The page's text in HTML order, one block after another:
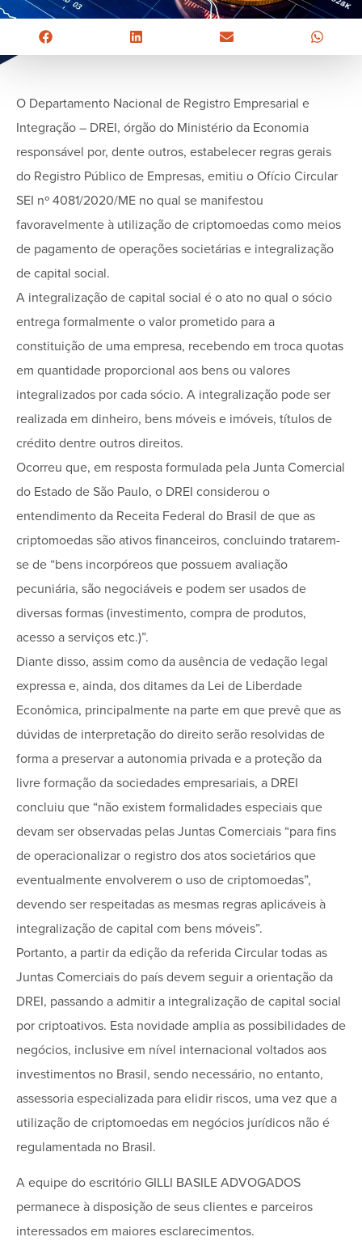
O Departamento Nacional de Registro Empresarial e
Integração – DREI, órgão do Ministério da Economia
responsável por, dente outros, estabelecer regras gerais
do Registro Público de Empresas, emitiu o Ofício Circular
SEI nº 4081/2020/ME no qual se manifestou
favoravelmente à utilização de criptomoedas como meios
de pagamento de operações societárias e integralização
de capital social.
A integralização de capital social é o ato no qual o sócio
entrega formalmente o valor prometido para a
constituição de uma empresa, recebendo em troca quotas
em quantidade proporcional aos bens ou valores
integralizados por cada sócio. A integralização pode ser
realizada em dinheiro, bens móveis e imóveis, títulos de
crédito dentre outros direitos.
Ocorreu que, em resposta formulada pela Junta Comercial
do Estado de São Paulo, o DREI considerou o
entendimento da Receita Federal do Brasil de que as
criptomoedas são ativos financeiros, concluindo tratarem-
se de “bens incorpóreos que possuem avaliação
pecuniária, são negociáveis e podem ser usados de
diversas formas (investimento, compra de produtos,
acesso a serviços etc.)”.
Diante disso, assim como da ausência de vedação legal
expressa e, ainda, dos ditames da Lei de Liberdade
Econômica, principalmente na parte em que prevê que as
dúvidas de interpretação do direito serão resolvidas de
forma a preservar a autonomia privada e a proteção da
livre formação da sociedades empresariais, a DREI
concluiu que “não existem formalidades especiais que
devam ser observadas pelas Juntas Comerciais “para fins
de operacionalizar o registro dos atos societários que
eventualmente envolverem o uso de criptomoedas”,
devendo ser respeitadas as mesmas regras aplicáveis à
integralização de capital com bens móveis”.
Portanto, a partir da edição da referida Circular todas as
Juntas Comerciais do país devem seguir a orientação da
DREI, passando a admitir a integralização de capital social
por criptoativos. Esta novidade amplia as possibilidades de
negócios, inclusive em nível internacional voltados aos
investimentos no Brasil, sendo necessário, no entanto,
assessoria especializada para elidir riscos, uma vez que a
utilização de criptomoedas em negócios jurídicos não é
regulamentada no Brasil.
A equipe do escritório GILLI BASILE ADVOGADOS
permanece à disposição de seus clientes e parceiros
interessados em maiores esclarecimentos.